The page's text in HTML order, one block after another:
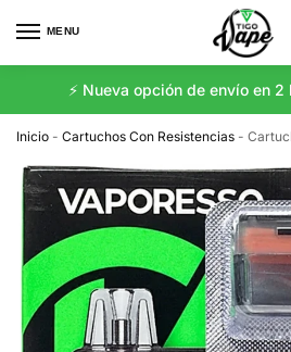
MENU
⚡️ Nueva opción de envío en
Inicio - Cartuchos Con Resistencias -